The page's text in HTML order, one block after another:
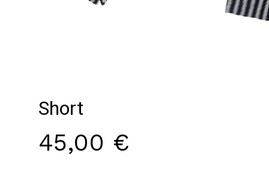
Short
45,00 €
Enregistrer mon nom, mon e-mail